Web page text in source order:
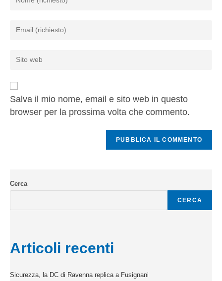
Salva il mio nome, email e sito web in questo
browser per la prossima volta che commento.
Cerca
CERCA
Articoli recenti
Sicurezza, la DC di Ravenna replica a Fusignani